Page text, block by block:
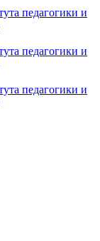
педагогики и
педагогики и
педагогики и